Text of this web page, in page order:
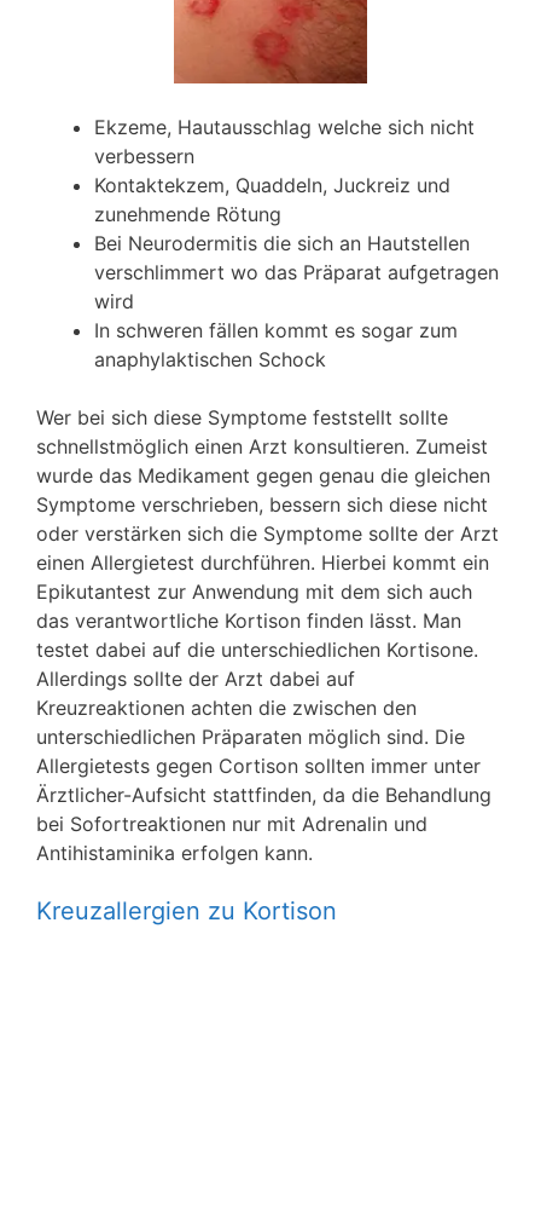
Ekzeme, Hautausschlag welche sich nicht
verbessern
Kontaktekzem, Quaddeln, Juckreiz und
zunehmende Rötung
Bei Neurodermitis die sich an Hautstellen
verschlimmert wo das Präparat aufgetragen
wird
In schweren fällen kommt es sogar zum
anaphylaktischen Schock
Wer bei sich diese Symptome feststellt sollte
schnellstmöglich einen Arzt konsultieren. Zumeist
wurde das Medikament gegen genau die gleichen
Symptome verschrieben, bessern sich diese nicht
oder verstärken sich die Symptome sollte der Arzt
einen Allergietest durchführen. Hierbei kommt ein
Epikutantest zur Anwendung mit dem sich auch
das verantwortliche Kortison finden lässt. Man
testet dabei auf die unterschiedlichen Kortisone.
Allerdings sollte der Arzt dabei auf
Kreuzreaktionen achten die zwischen den
unterschiedlichen Präparaten möglich sind. Die
Allergietests gegen Cortison sollten immer unter
Ärztlicher-Aufsicht stattfinden, da die Behandlung
bei Sofortreaktionen nur mit Adrenalin und
Antihistaminika erfolgen kann.
Kreuzallergien zu Kortison